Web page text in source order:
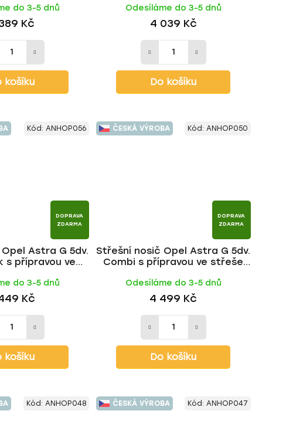
do 3-5 dnů
Kč
košíku
tyč | HAKR
Odesíláme do 3-5 dnů
4 039 Kč
Do košíku
DOPRAVA
ZDARMA
Astra G 5dv.
s přípravou ve
do 3-5 dnů
Kč
košíku
Kód: ANHOP056 ČESKÁ VÝROBA
DOPRAVA
ZDARMA
Střešní nosič Opel Astra G 5dv.
Combi s přípravou ve střeše
HAKR
Odesíláme do 3-5 dnů
4 499 Kč
Do košíku
Kód: ANHOP050
Kód: ANHOP048 ČESKÁ VÝROBA Kód: ANHOP047